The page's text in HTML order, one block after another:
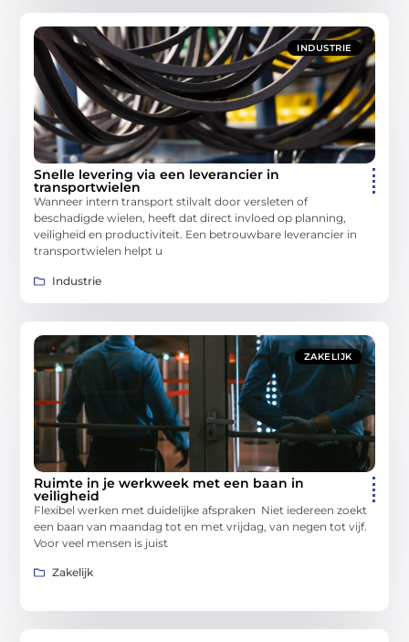
INDUSTRIE
Snelle levering via een leverancier in
transportwielen
Wanneer intern transport stilvalt door versleten of
beschadigde wielen, heeft dat direct invloed op planning,
veiligheid en productiviteit. Een betrouwbare leverancier in
transportwielen helpt u
Industrie
ZAKELIJK
Ruimte in je werkweek met een baan in
veiligheid
Flexibel werken met duidelijke afspraken Niet iedereen zoekt
een baan van maandag tot en met vrijdag, van negen tot vijf.
Voor veel mensen is juist
Zakelijk